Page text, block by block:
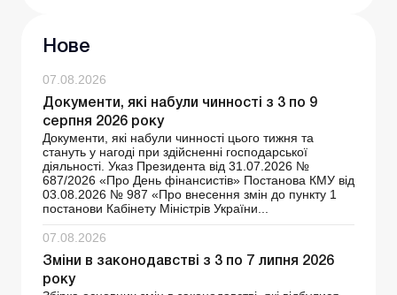
Нове
07.08.2026
Документи, які набули чинності з 3 по 9
серпня 2026 року
Документи, які набули чинності цього тижня та
стануть у нагоді при здійсненні господарської
діяльності. Указ Президента від 31.07.2026 №
687/2026 «Про День фінансистів» Постанова КМУ від
03.08.2026 № 987 «Про внесення змін до пункту 1
постанови Кабінету Міністрів України...
07.08.2026
Зміни в законодавстві з 3 по 7 липня 2026
року